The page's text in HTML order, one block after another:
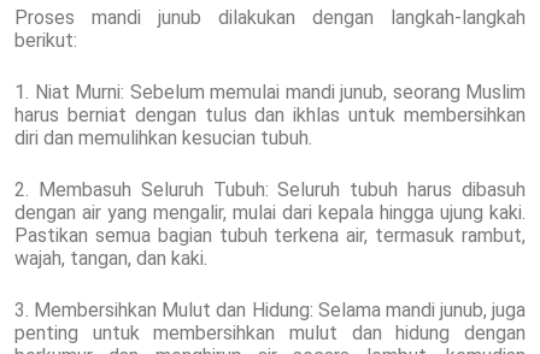
Proses mandi junub dilakukan dengan langkah-langkah
berikut:
1. Niat Murni: Sebelum memulai mandi junub, seorang Muslim
harus berniat dengan tulus dan ikhlas untuk membersihkan
diri dan memulihkan kesucian tubuh.
2. Membasuh Seluruh Tubuh: Seluruh tubuh harus dibasuh
dengan air yang mengalir, mulai dari kepala hingga ujung kaki.
Pastikan semua bagian tubuh terkena air, termasuk rambut,
wajah, tangan, dan kaki.
3. Membersihkan Mulut dan Hidung: Selama mandi junub, juga
penting untuk membersihkan mulut dan hidung dengan